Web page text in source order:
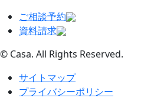
ご相談予約
資料請求
© Casa. All Rights Reserved.
サイトマップ
プライバシーポリシー